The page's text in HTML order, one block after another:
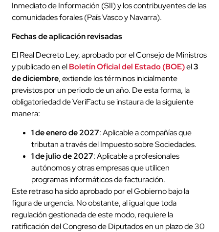
Inmediato de Información (SII) y los contribuyentes de las
comunidades forales (País Vasco y Navarra).
Fechas de aplicación revisadas
El Real Decreto Ley, aprobado por el Consejo de Ministros
y publicado en elBoletín Oficial del Estado (BOE)el3
de diciembre, extiende los términos inicialmente
previstos por un periodo de un año. De esta forma, la
obligatoriedad de VeriFactu se instaura de la siguiente
manera:
1 de enero de 2027: Aplicable a compañías que
tributan a través del Impuesto sobre Sociedades.
1 de julio de 2027: Aplicable a profesionales
autónomos y otras empresas que utilicen
programas informáticos de facturación.
Este retraso ha sido aprobado por el Gobierno bajo la
figura de urgencia. No obstante, al igual que toda
regulación gestionada de este modo, requiere la
ratificación del Congreso de Diputados en un plazo de 30